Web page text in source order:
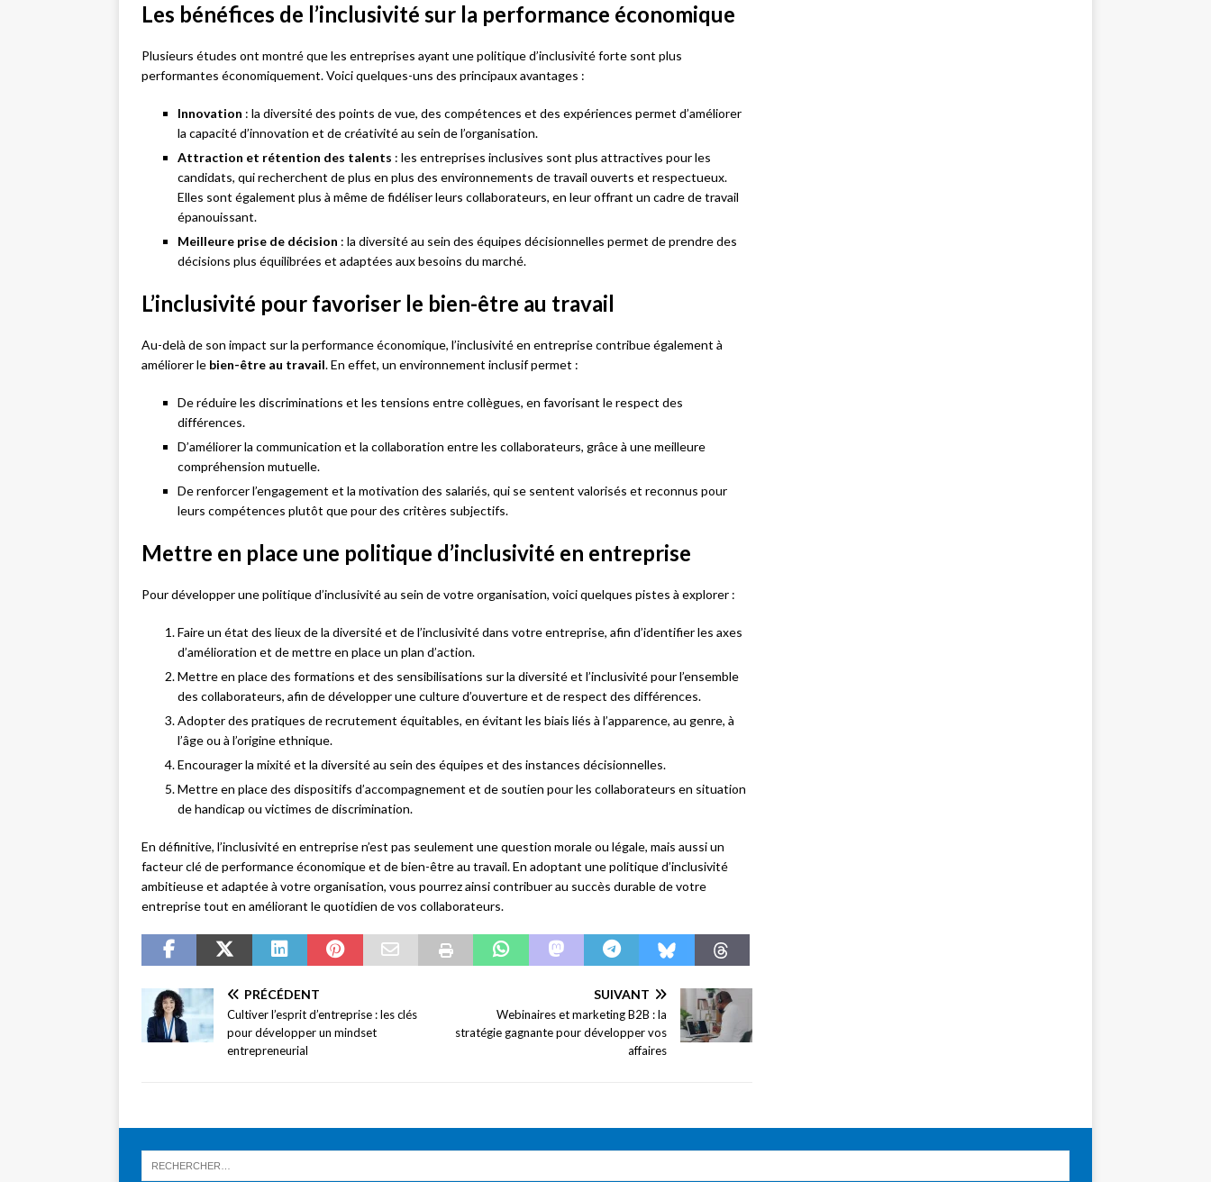
Les bénéfices de l’inclusivité sur la performance économique
Plusieurs études ont montré que les entreprises ayant une politique d’inclusivité forte sont plus
performantes économiquement. Voici quelques-uns des principaux avantages :
Innovation : la diversité des points de vue, des compétences et des expériences permet d’améliorer
la capacité d’innovation et de créativité au sein de l’organisation.
Attraction et rétention des talents : les entreprises inclusives sont plus attractives pour les
candidats, qui recherchent de plus en plus des environnements de travail ouverts et respectueux.
Elles sont également plus à même de fidéliser leurs collaborateurs, en leur offrant un cadre de travail
épanouissant.
Meilleure prise de décision : la diversité au sein des équipes décisionnelles permet de prendre des
décisions plus équilibrées et adaptées aux besoins du marché.
L’inclusivité pour favoriser le bien-être au travail
Au-delà de son impact sur la performance économique, l’inclusivité en entreprise contribue également à
améliorer le bien-être au travail. En effet, un environnement inclusif permet :
De réduire les discriminations et les tensions entre collègues, en favorisant le respect des
différences.
D’améliorer la communication et la collaboration entre les collaborateurs, grâce à une meilleure
compréhension mutuelle.
De renforcer l’engagement et la motivation des salariés, qui se sentent valorisés et reconnus pour
leurs compétences plutôt que pour des critères subjectifs.
Mettre en place une politique d’inclusivité en entreprise
Pour développer une politique d’inclusivité au sein de votre organisation, voici quelques pistes à explorer :
Faire un état des lieux de la diversité et de l’inclusivité dans votre entreprise, afin d’identifier les axes
d’amélioration et de mettre en place un plan d’action.
Mettre en place des formations et des sensibilisations sur la diversité et l’inclusivité pour l’ensemble
des collaborateurs, afin de développer une culture d’ouverture et de respect des différences.
Adopter des pratiques de recrutement équitables, en évitant les biais liés à l’apparence, au genre, à
l’âge ou à l’origine ethnique.
Encourager la mixité et la diversité au sein des équipes et des instances décisionnelles.
Mettre en place des dispositifs d’accompagnement et de soutien pour les collaborateurs en situation
de handicap ou victimes de discrimination.
En définitive, l’inclusivité en entreprise n’est pas seulement une question morale ou légale, mais aussi un
facteur clé de performance économique et de bien-être au travail. En adoptant une politique d’inclusivité
ambitieuse et adaptée à votre organisation, vous pourrez ainsi contribuer au succès durable de votre
entreprise tout en améliorant le quotidien de vos collaborateurs.
PRÉCÉDENT
Cultiver l’esprit d’entreprise : les clés
pour développer un mindset
entrepreneurial
SUIVANT
Webinaires et marketing B2B : la
stratégie gagnante pour développer vos
affaires